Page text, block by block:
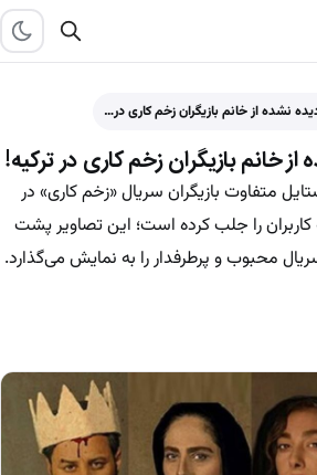
نشده از خانم بازیگران زخم کاری در…
خانم بازیگران زخم کاری در ترکیه!
متفاوت بازیگران سریال «زخم کاری» در
را جلب کرده است؛ این تصاویر پشت
محبوب و پرطرفدار را به نمایش می‌گذارد.